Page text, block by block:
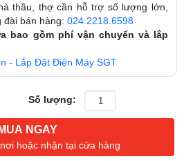
thầu, thợ cần hỗ trợ số lượng lớn,
đài bán hàng: 024.2218.6598
bao gồm phí vận chuyển và lắp
- Lắp Đặt Điện Máy SGT
Số lượng:
MUA NGAY
hoặc nhận tại cửa hàng